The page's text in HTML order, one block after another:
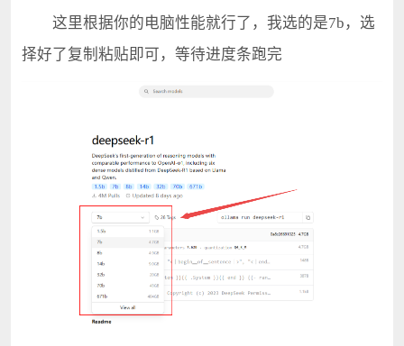
这里根据你的电脑性能就行了，我选的是7b，选
择好了复制粘贴即可，等待进度条跑完